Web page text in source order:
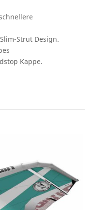
Strut Design.
Kappe.